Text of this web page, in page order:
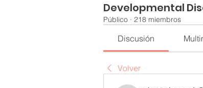
Developmental
Público · 218 miembros
Discusión
Volver